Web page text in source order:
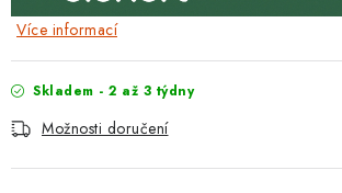
Více informací
Skladem - 2 až 3 týdny
Možnosti doručení